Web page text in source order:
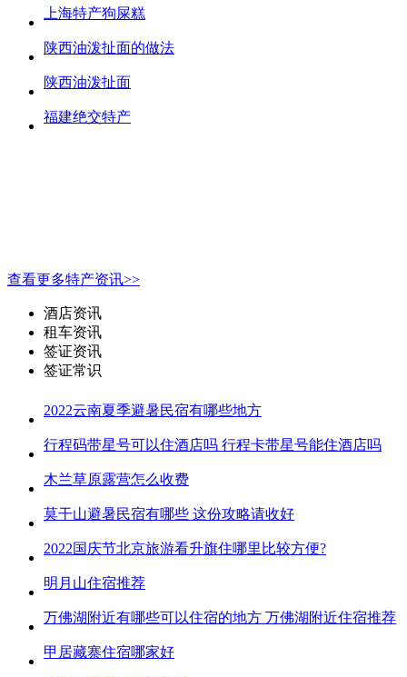
上海特产狗屎糕
陕西油泼扯面的做法
陕西油泼扯面
福建绝交特产
查看更多特产资讯>>
酒店资讯
租车资讯
签证资讯
签证常识
2022云南夏季避暑民宿有哪些地方
行程码带星号可以住酒店吗 行程卡带星号能住酒店吗
木兰草原露营怎么收费
莫干山避暑民宿有哪些 这份攻略请收好
2022国庆节北京旅游看升旗住哪里比较方便?
明月山住宿推荐
万佛湖附近有哪些可以住宿的地方 万佛湖附近住宿推荐
甲居藏寨住宿哪家好